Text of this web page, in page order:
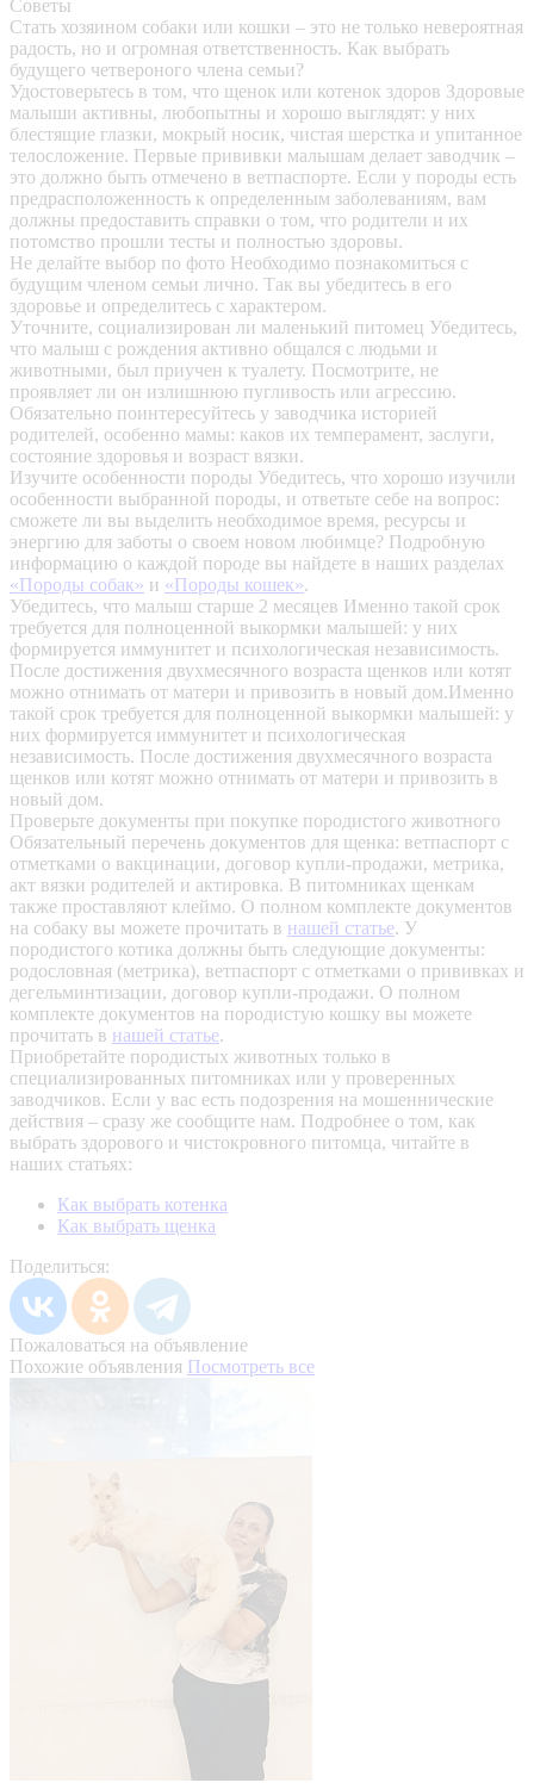
Советы
Стать хозяином собаки или кошки – это не только невероятная
радость, но и огромная ответственность. Как выбрать
будущего четвероного члена семьи?
Удостоверьтесь в том, что щенок или котенок здоров Здоровые
малыши активны, любопытны и хорошо выглядят: у них
блестящие глазки, мокрый носик, чистая шерстка и упитанное
телосложение. Первые прививки малышам делает заводчик –
это должно быть отмечено в ветпаспорте. Если у породы есть
предрасположенность к определенным заболеваниям, вам
должны предоставить справки о том, что родители и их
потомство прошли тесты и полностью здоровы.
Не делайте выбор по фото Необходимо познакомиться с
будущим членом семьи лично. Так вы убедитесь в его
здоровье и определитесь с характером.
Уточните, социализирован ли маленький питомец Убедитесь,
что малыш с рождения активно общался с людьми и
животными, был приучен к туалету. Посмотрите, не
проявляет ли он излишнюю пугливость или агрессию.
Обязательно поинтересуйтесь у заводчика историей
родителей, особенно мамы: каков их темперамент, заслуги,
состояние здоровья и возраст вязки.
Изучите особенности породы Убедитесь, что хорошо изучили
особенности выбранной породы, и ответьте себе на вопрос:
сможете ли вы выделить необходимое время, ресурсы и
энергию для заботы о своем новом любимце? Подробную
информацию о каждой породе вы найдете в наших разделах
«Породы собак» и «Породы кошек».
Убедитесь, что малыш старше 2 месяцев Именно такой срок
требуется для полноценной выкормки малышей: у них
формируется иммунитет и психологическая независимость.
После достижения двухмесячного возраста щенков или котят
можно отнимать от матери и привозить в новый дом.Именно
такой срок требуется для полноценной выкормки малышей: у
них формируется иммунитет и психологическая
независимость. После достижения двухмесячного возраста
щенков или котят можно отнимать от матери и привозить в
новый дом.
Проверьте документы при покупке породистого животного
Обязательный перечень документов для щенка: ветпаспорт с
отметками о вакцинации, договор купли-продажи, метрика,
акт вязки родителей и актировка. В питомниках щенкам
также проставляют клеймо. О полном комплекте документов
на собаку вы можете прочитать в нашей статье. У
породистого котика должны быть следующие документы:
родословная (метрика), ветпаспорт с отметками о прививках и
дегельминтизации, договор купли-продажи. О полном
комплекте документов на породистую кошку вы можете
прочитать в нашей статье.
Приобретайте породистых животных только в
специализированных питомниках или у проверенных
заводчиков. Если у вас есть подозрения на мошеннические
действия – сразу же сообщите нам. Подробнее о том, как
выбрать здорового и чистокровного питомца, читайте в
наших статьях:
Как выбрать котенка
Как выбрать щенка
Поделиться:
Пожаловаться на объявление
Похожие объявления Посмотреть все